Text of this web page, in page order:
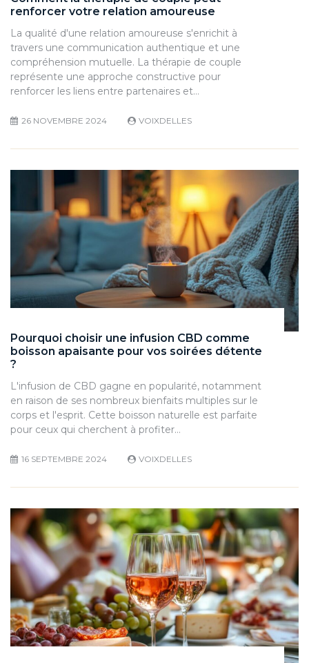
renforcer votre relation amoureuse
La qualité d'une relation amoureuse s'enrichit à
travers une communication authentique et une
compréhension mutuelle. La thérapie de couple
représente une approche constructive pour
renforcer les liens entre partenaires et…
26 NOVEMBRE 2024 VOIXDELLES
Pourquoi choisir une infusion CBD comme
boisson apaisante pour vos soirées détente
?
L'infusion de CBD gagne en popularité, notamment
en raison de ses nombreux bienfaits multiples sur le
corps et l'esprit. Cette boisson naturelle est parfaite
pour ceux qui cherchent à profiter…
16 SEPTEMBRE 2024 VOIXDELLES